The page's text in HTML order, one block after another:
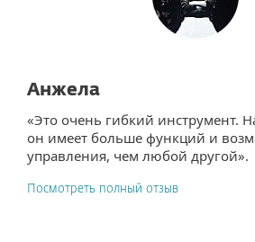
Анжела
«Это очень гибкий инструмент.
он имеет больше функций и
управления, чем любой другой».
Посмотреть полный отзыв